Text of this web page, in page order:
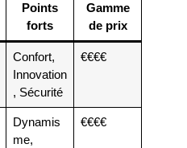
Points
forts
Gamme
de prix
Confort,
Innovation
, Sécurité
€€€€
Dynamis
me,
€€€€